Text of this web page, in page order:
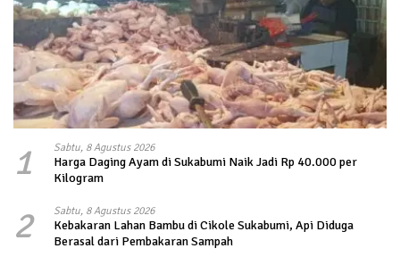
1 Sabtu, 8 Agustus 2026
Harga Daging Ayam di Sukabumi Naik Jadi Rp 40.000 per
Kilogram
2 Sabtu, 8 Agustus 2026
Kebakaran Lahan Bambu di Cikole Sukabumi, Api Diduga
Berasal dari Pembakaran Sampah